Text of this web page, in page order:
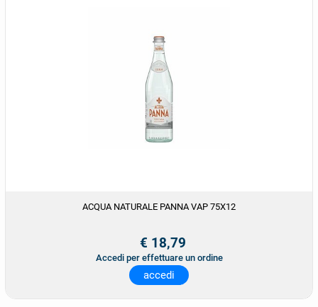
ACQUA NATURALE PANNA VAP 75X12
€ 18,79
Accedi per effettuare un ordine
accedi